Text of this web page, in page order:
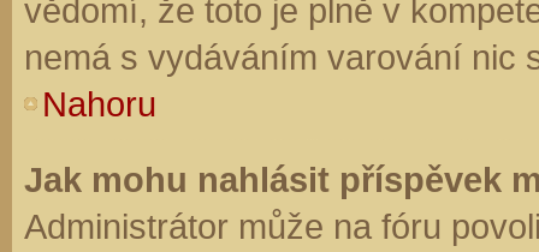
vědomí, že toto je plně v
nemá s vydáváním varování nic
Nahoru
Jak mohu nahlásit příspěvek
Administrátor může na fóru